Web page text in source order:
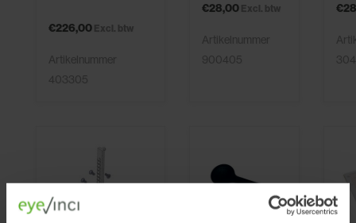
€226,00 Excl. btw
Artikelnummer
403305
van 3 grijs
€28,00 Excl. btw
Artikelnummer
900405